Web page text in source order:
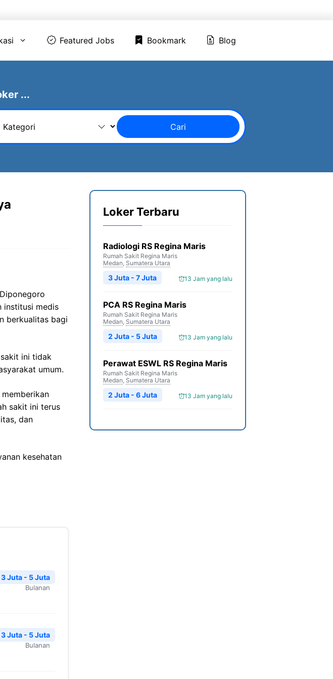
Featured Jobs Bookmark Blog
...
Cari
institusi medis
berkualitas bagi
ini tidak
umum.
sakit ini terus
dan
kesehatan
3 Juta - 5 Juta
Bulanan
3 Juta - 5 Juta
Bulanan
Loker Terbaru
Radiologi RS Regina Maris
Rumah Sakit Regina Maris
Medan, Sumatera Utara
13 Jam yang lalu
3 Juta - 7 Juta
PCA RS Regina Maris
Rumah Sakit Regina Maris
Medan, Sumatera Utara
13 Jam yang lalu
2 Juta - 5 Juta
Perawat ESWL RS Regina Maris
Rumah Sakit Regina Maris
Medan, Sumatera Utara
13 Jam yang lalu
2 Juta - 6 Juta